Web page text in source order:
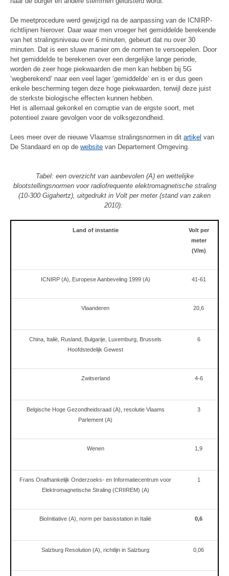
De meetprocedure werd gewijzigd na de aanpassing van de ICNIRP-
richtlijnen hierover. Daar waar men vroeger het gemiddelde berekende
van het stralingsniveau over 6 minuten, gebeurt dat nu over 30
minuten. Dat is een sluwe manier om de normen te versoepelen. Door
het gemiddelde te berekenen over een dergelijke lange periode,
worden de zeer hoge piekwaarden die men kan hebben bij 5G
‘wegberekend’ naar een veel lager ‘gemiddelde’ en is er dus geen
enkele bescherming tegen deze hoge piekwaarden, terwijl deze juist
de sterkste biologische effecten kunnen hebben.
Het is allemaal gekonkel en corruptie van de ergste soort, met
potentieel zware gevolgen voor de volksgezondheid.
Lees meer over de nieuwe Vlaamse stralingsnormen in dit artikel van
De Standaard en op de website van Departement Omgeving.
Tabel: een overzicht van aanbevolen (A) en wettelijke
blootstellingsnormen voor radiofrequente elektromagnetische straling
(10-300 Gigahertz), uitgedrukt in Volt per meter (stand van zaken
2010):
Land of instantie
Volt per
meter
(V/m)
ICNIRP (A), Europese Aanbeveling 1999 (A) 41-61
Vlaanderen 20,6
China, Italië, Rusland, Bulgarije, Luxemburg, Brussels
Hoofdstedelijk Gewest
6
Zwitserland 4-6
Belgische Hoge Gezondheidsraad (A), resolutie Vlaams
Parlement (A)
3
Wenen 1,9
Frans Onafhankelijk Onderzoeks- en Informatiecentrum voor
Elektromagnetische Straling (CRIIREM) (A)
1
BioInitiative (A), norm per basisstation in Italië 0,6
Salzburg Resolution (A), richtlijn in Salzburg 0,06